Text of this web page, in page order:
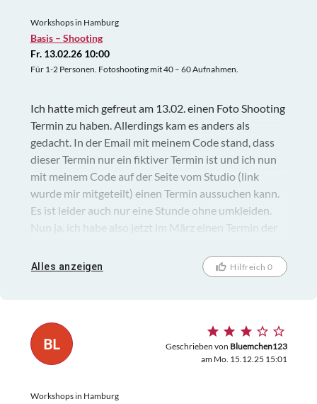
Workshops in Hamburg
Basis – Shooting
Fr. 13.02.26 10:00
Für 1-2 Personen. Fotoshooting mit 40 – 60 Aufnahmen.
Ich hatte mich gefreut am 13.02. einen Foto Shooting
Termin zu haben. Allerdings kam es anders als
gedacht. In der Email mit meinem Code stand, dass
dieser Termin nur ein fiktiver Termin ist und ich nun
mit meinem Code auf der Seite vom Studio (link
wurde mir mitgeteilt) einen Termin aussuchen kann.
Es ist leider auch nur eine Stunde ohne umkleiden.
Nun ja, ich habe also jetzt im März einen Termin der
melde mich dann eieder. Es bleibt spannend.
Alles anzeigen Hilfreich 0
BL Geschrieben von Bluemchen123
am Mo. 15.12.25 15:01
Workshops in Hamburg